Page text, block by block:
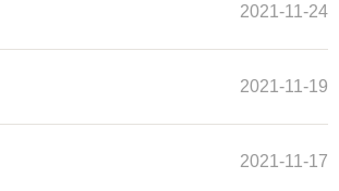
2021-11-24
2021-11-19
2021-11-17